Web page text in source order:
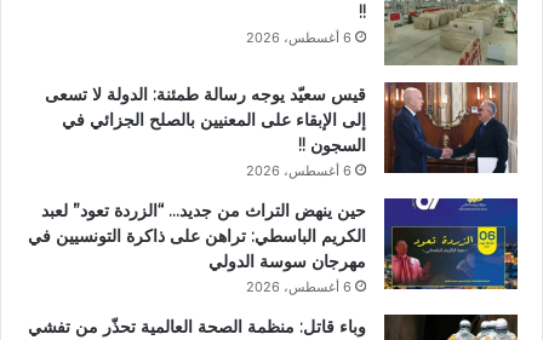
!!
6 أغسطس، 2026
قيس سعيّد يوجه رسالة طمئنة: الدولة لا تسعى
إلى الإبقاء على المعنيين بالصلح الجزائي في
السجون !!
6 أغسطس، 2026
حين ينهض التراث من جديد… “الزردة تعود” لعبد
الكريم الباسطي: تراهن على ذاكرة التونسيين في
مهرجان سوسة الدولي
6 أغسطس، 2026
وباء قاتل: منظمة الصحة العالمية تحذّر من تفشي